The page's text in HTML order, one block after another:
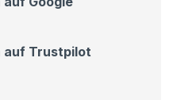
auf Trustpilot